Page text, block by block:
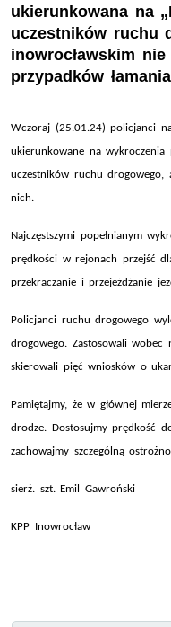
ukierunkowana na
uczestników ruchu
inowrocławskim
przypadków
Wczoraj (25.01.24) policjanci
ukierunkowane na wykroczenia
uczestników ruchu drogowego,
nich.
Najczęstszymi popełnianym
prędkości w rejonach przejść
przekraczanie i przejeżdżanie
Policjanci ruchu drogowego
drogowego. Zastosowali
skierowali pięć wniosków o
Pamiętajmy, że w głównej
drodze. Dostosujmy prędkość
zachowajmy szczególną
sierż. szt. Emil Gawroński
KPP Inowrocław